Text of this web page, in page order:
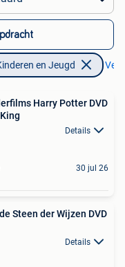
en Jeugd
Harry Potter DVD
Details
30 jul 26
Steen der Wijzen DVD
Details